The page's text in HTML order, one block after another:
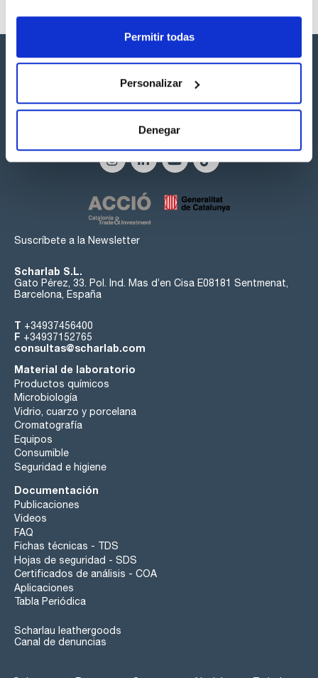
Permitir todas
Personalizar
Denegar
Síguenos:
Suscríbete a la Newsletter
Scharlab S.L.
Gato Pérez, 33. Pol. Ind. Mas d’en Cisa E08181 Sentmenat,
Barcelona, España
T +34937456400
F +34937152765
consultas@scharlab.com
Material de laboratorio
Productos químicos
Microbiología
Vidrio, cuarzo y porcelana
Cromatografía
Equipos
Consumible
Seguridad e higiene
Documentación
Publicaciones
Videos
FAQ
Fichas técnicas - TDS
Hojas de seguridad - SDS
Certificados de análisis - COA
Aplicaciones
Tabla Periódica
Scharlau leathergoods
Canal de denuncias